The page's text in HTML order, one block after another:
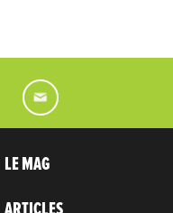
LE MAG